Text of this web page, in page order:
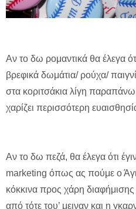
Αν το δω ρομαντικά θα έλεγα
βρεφικά δωμάτια/ ρούχα/
στα κοριτσάκια λίγη παραπάνω
χαρίζει περισσότερη
Αν το δω πεζά, θα έλεγα ότι
marketing όπως ας πούμε ο
κόκκινα προς χάρη
από τότε του’ μειναν και η